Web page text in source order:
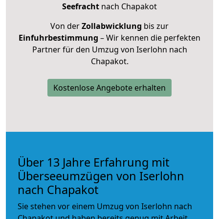
Seefracht nach Chapakot
Von derZollabwicklung bis zur
Einfuhrbestimmung – Wir kennen die perfekten
Partner für den Umzug von Iserlohn nach
Chapakot.
Kostenlose Angebote erhalten
Über 13 Jahre Erfahrung mit
Überseeumzügen von Iserlohn
nach Chapakot
Sie stehen vor einem Umzug von Iserlohn nach